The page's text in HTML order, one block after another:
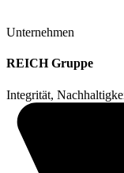
Unternehmen
REICH Gruppe
Integrität,